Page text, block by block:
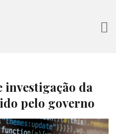
investigação da
pelo governo